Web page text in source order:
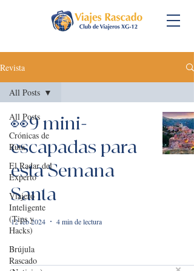
Revista
All Posts
Crónicas de
Ruta
El Radar del
Experto
Viajero
Inteligente
(Tips y
Hacks)
Brújula
Rascado
All Posts
👀9 mini-
escapadas para
esta Semana
Santa
12 feb 2024 4 min de lectura